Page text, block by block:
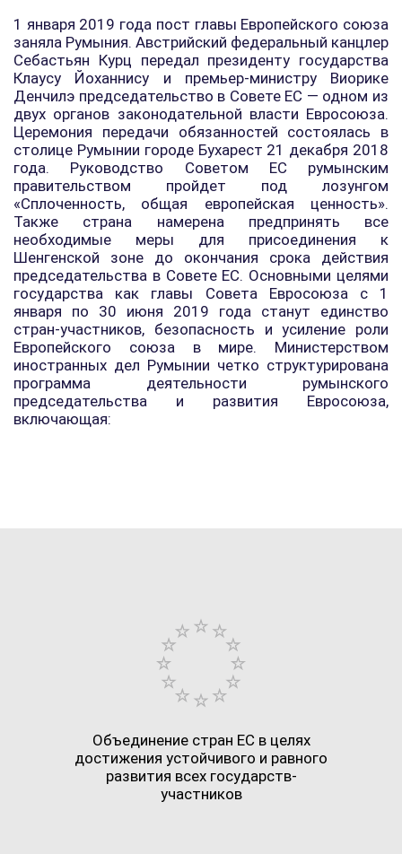
1 января 2019 года пост главы Европейского союза
заняла Румыния. Австрийский федеральный канцлер
Себастьян Курц передал президенту государства
Клаусу Йоханнису и премьер-министру Виорике
Денчилэ председательство в Совете ЕС — одном из
двух органов законодательной власти Евросоюза.
Церемония передачи обязанностей состоялась в
столице Румынии городе Бухарест 21 декабря 2018
года. Руководство Советом ЕС румынским
правительством пройдет под лозунгом
«Сплоченность, общая европейская ценность».
Также страна намерена предпринять все
необходимые меры для присоединения к
Шенгенской зоне до окончания срока действия
председательства в Совете ЕС. Основными целями
государства как главы Совета Евросоюза с 1
января по 30 июня 2019 года станут единство
стран-участников, безопасность и усиление роли
Европейского союза в мире. Министерством
иностранных дел Румынии четко структурирована
программа деятельности румынского
председательства и развития Евросоюза,
включающая:
Объединение стран ЕС в целях
достижения устойчивого и равного
развития всех государств-
участников